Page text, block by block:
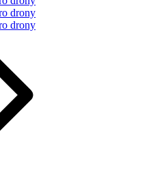
drony
drony